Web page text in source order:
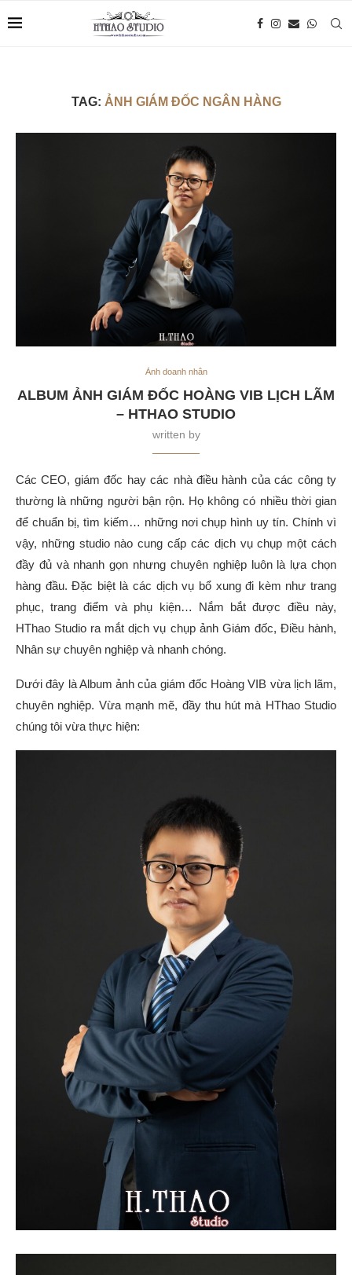
TAG: ẢNH GIÁM ĐỐC NGÂN HÀNG
Ảnh doanh nhân
ALBUM ẢNH GIÁM ĐỐC HOÀNG VIB LỊCH LÃM
– HTHAO STUDIO
written by
Các CEO, giám đốc hay các nhà điều hành của các công ty
thường là những người bận rộn. Họ không có nhiều thời gian
để chuẩn bị, tìm kiếm… những nơi chụp hình uy tín. Chính vì
vậy, những studio nào cung cấp các dịch vụ chụp một cách
đầy đủ và nhanh gọn nhưng chuyên nghiệp luôn là lựa chọn
hàng đầu. Đặc biệt là các dịch vụ bổ xung đi kèm như trang
phục, trang điểm và phụ kiện… Nắm bắt được điều này,
HThao Studio ra mắt dịch vụ chụp ảnh Giám đốc, Điều hành,
Nhân sự chuyên nghiệp và nhanh chóng.
Dưới đây là Album ảnh của giám đốc Hoàng VIB vừa lịch lãm,
chuyên nghiệp. Vừa mạnh mẽ, đầy thu hút mà HThao Studio
chúng tôi vừa thực hiện: